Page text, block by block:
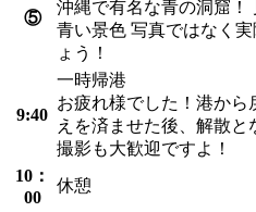
⑤
沖縄で有名な青の洞窟！
青い景色 写真ではなく
ょう！
9:40
一時帰港
お疲れ様でした！港か
えを済ませた後、解散
撮影も大歓迎ですよ！
10：
00
休憩